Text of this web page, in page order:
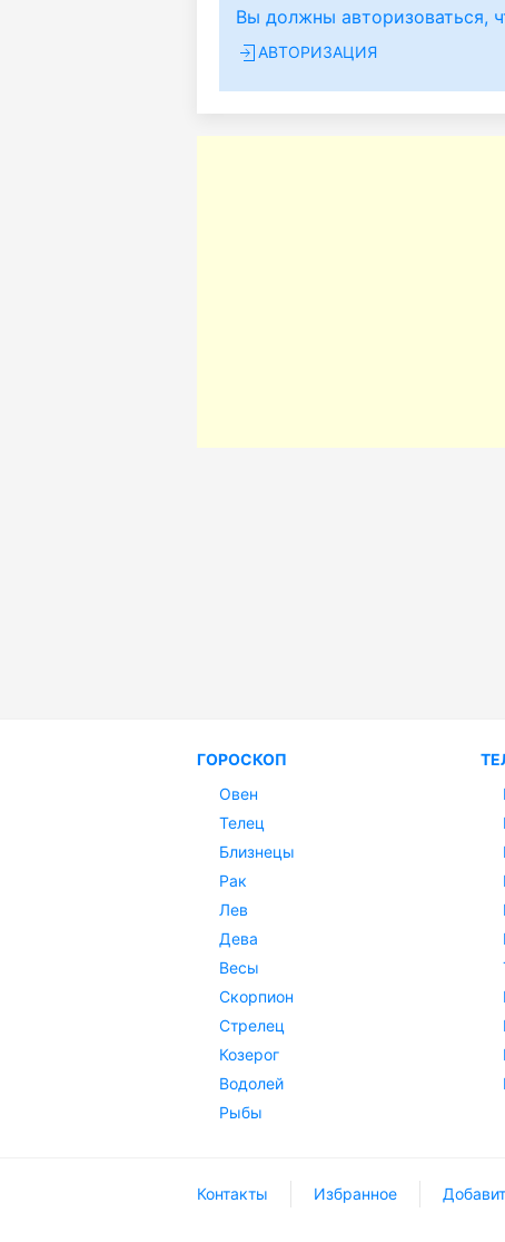
Вы должны авторизоваться,
АВТОРИЗАЦИЯ
ГОРОСКОП
Овен
Телец
Близнецы
Рак
Лев
Дева
Весы
Скорпион
Стрелец
Козерог
Водолей
Рыбы
Контакты Избранное